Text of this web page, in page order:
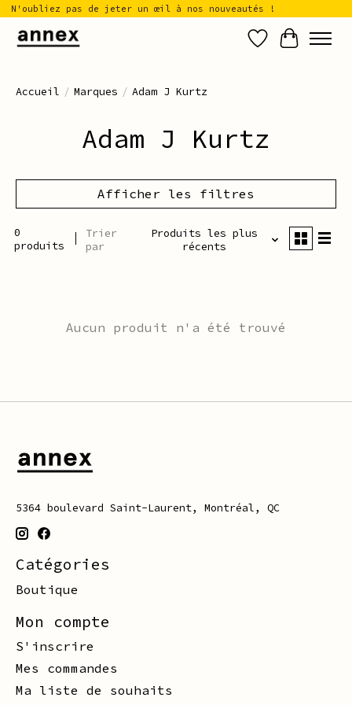
N'oubliez pas de jeter un œil à nos nouveautés !
Liste de
Panier
Accueil / Marques / Adam J Kurtz
Adam J Kurtz
Afficher les filtres
0
produits
Trier
par
Produits les plus
récents
Aucun produit n'a été trouvé
5364 boulevard Saint-Laurent, Montréal, QC
Catégories
Boutique
Mon compte
S'inscrire
Mes commandes
Ma liste de souhaits